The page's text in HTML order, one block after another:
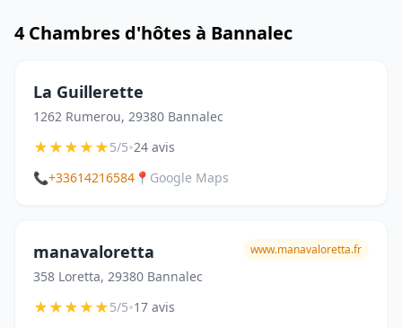
4 Chambres d'hôtes à Bannalec
La Guillerette
1262 Rumerou, 29380 Bannalec
★★★★★5/5•24 avis
📞+33614216584 📍 Google Maps
manavaloretta
358 Loretta, 29380 Bannalec
www.manavaloretta.fr
★★★★★5/5•17 avis